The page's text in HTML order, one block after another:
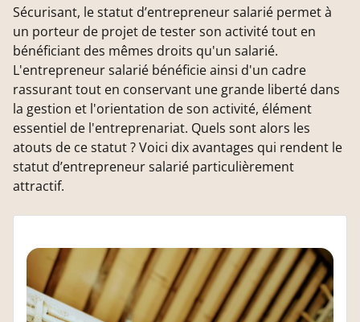
Sécurisant, le statut d’entrepreneur salarié permet à
un porteur de projet de tester son activité tout en
bénéficiant des mêmes droits qu'un salarié.
L'entrepreneur salarié bénéficie ainsi d'un cadre
rassurant tout en conservant une grande liberté dans
la gestion et l'orientation de son activité, élément
essentiel de l'entreprenariat. Quels sont alors les
atouts de ce statut ? Voici dix avantages qui rendent le
statut d’entrepreneur salarié particulièrement
attractif.